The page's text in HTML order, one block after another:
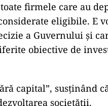
firmele care au
eligibile. E
a Guvernului şi
obiective de
capital”, susţinând
societăţii.